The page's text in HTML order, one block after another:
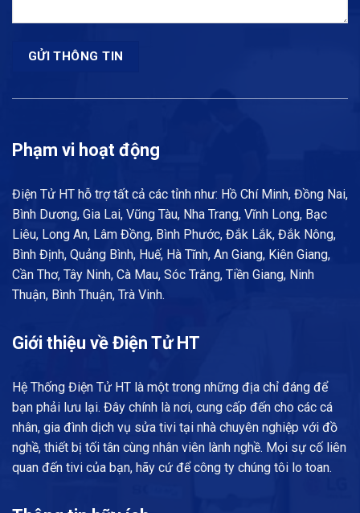
Phạm vi hoạt động
Điện Tử HT hỗ trợ tất cả các tỉnh như: Hồ Chí Minh, Đồng Nai,
Bình Dương, Gia Lai, Vũng Tàu, Nha Trang, Vĩnh Long, Bạc
Liêu, Long An, Lâm Đồng, Bình Phước, Đắk Lắk, Đắk Nông,
Bình Định, Quảng Bình, Huế, Hà Tĩnh, An Giang, Kiên Giang,
Cần Thơ, Tây Ninh, Cà Mau, Sóc Trăng, Tiền Giang, Ninh
Thuận, Bình Thuận, Trà Vinh.
Giới thiệu về Điện Tử HT
Hệ Thống Điện Tử HT là một trong những địa chỉ đáng để
bạn phải lưu lại. Đây chính là nơi, cung cấp đến cho các cá
nhân, gia đình dịch vụ sửa tivi tại nhà chuyên nghiệp với đồ
nghề, thiết bị tối tân cùng nhân viên lành nghề. Mọi sự cố liên
quan đến tivi của bạn, hãy cứ để công ty chúng tôi lo toan.